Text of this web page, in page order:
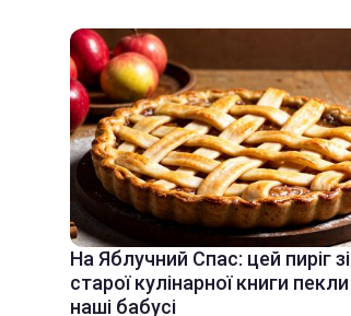
На Яблучний Спас: цей пиріг зі
старої кулінарної книги пекли
наші бабусі